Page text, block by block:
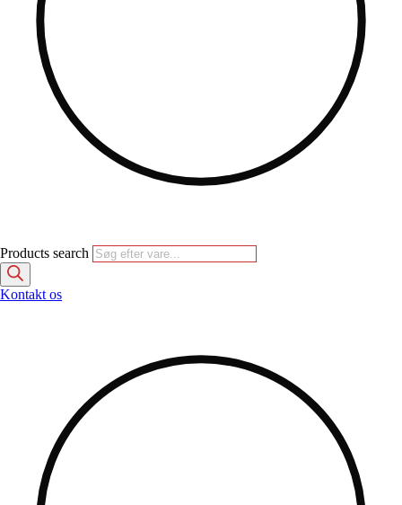
Products search
Kontakt os